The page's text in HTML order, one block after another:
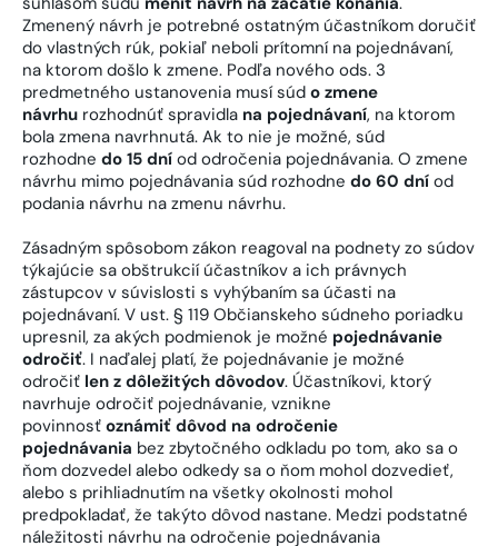
Zmenený návrh je potrebné ostatným účastníkom doručiť
do vlastných rúk, pokiaľ neboli prítomní na pojednávaní,
na ktorom došlo k zmene. Podľa nového ods. 3
predmetného ustanovenia musí súd o zmene
návrhu rozhodnúť spravidla na pojednávaní, na ktorom
bola zmena navrhnutá. Ak to nie je možné, súd
rozhodne do 15 dní od odročenia pojednávania. O zmene
návrhu mimo pojednávania súd rozhodne do 60 dní od
podania návrhu na zmenu návrhu.
Zásadným spôsobom zákon reagoval na podnety zo súdov
týkajúcie sa obštrukcií účastníkov a ich právnych
zástupcov v súvislosti s vyhýbaním sa účasti na
pojednávaní. V ust. § 119 Občianskeho súdneho poriadku
upresnil, za akých podmienok je možné pojednávanie
odročiť. I naďalej platí, že pojednávanie je možné
odročiť len z dôležitých dôvodov. Účastníkovi, ktorý
navrhuje odročiť pojednávanie, vznikne
povinnosť oznámiť dôvod na odročenie
pojednávania bez zbytočného odkladu po tom, ako sa o
ňom dozvedel alebo odkedy sa o ňom mohol dozvedieť,
alebo s prihliadnutím na všetky okolnosti mohol
predpokladať, že takýto dôvod nastane. Medzi podstatné
náležitosti návrhu na odročenie pojednávania